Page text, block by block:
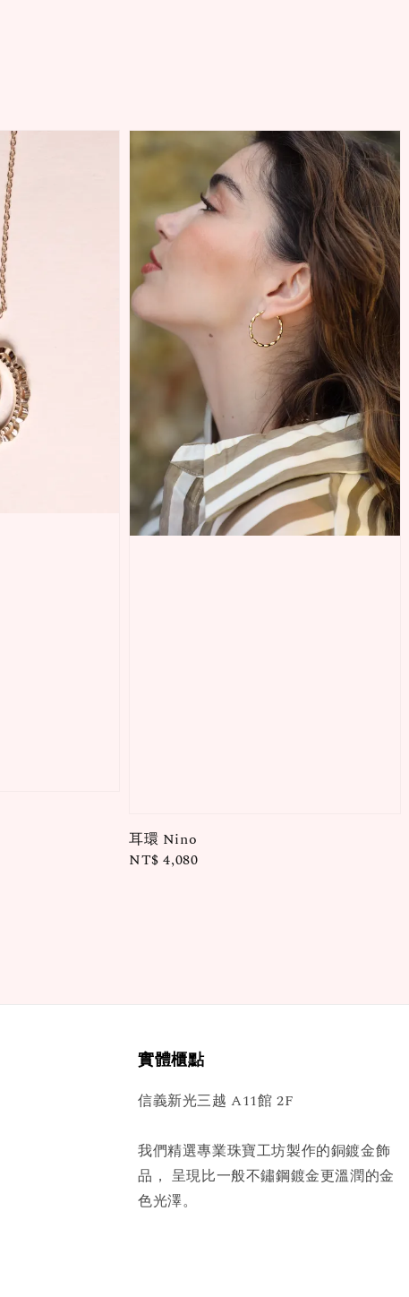
耳環 Nino
Regular
NT$ 4,080
實體櫃點
信義新光三越 A11館 2F
我們精選專業珠寶工坊製作的銅鍍金飾
品， 呈現比一般不鏽鋼鍍金更溫潤的金
色光澤。